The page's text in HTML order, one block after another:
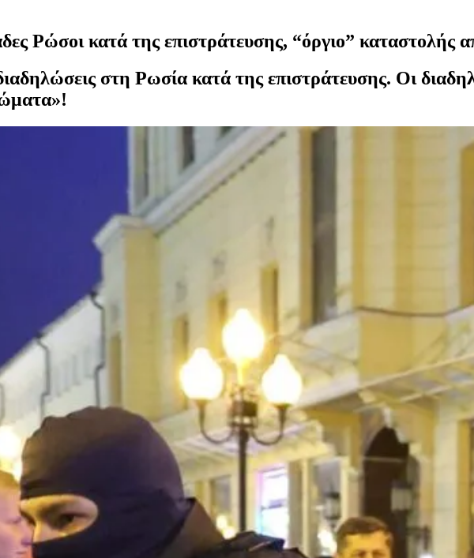
Ρώσοι κατά της επιστράτευσης, “όργιο” καταστολής
στη Ρωσία κατά της επιστράτευσης. Οι